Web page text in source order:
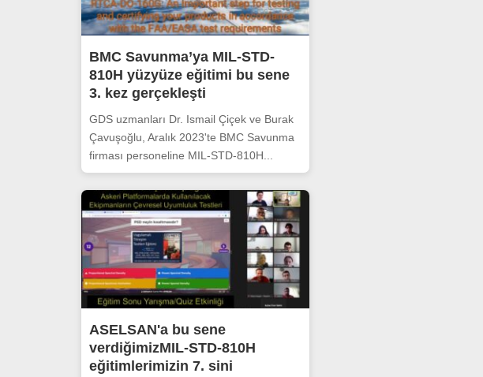
BMC Savunma’ya MIL-STD-
810H yüzyüze eğitimi bu sene
3. kez gerçekleşti
GDS uzmanları Dr. Ismail Çiçek ve Burak
Çavuşoğlu, Aralık 2023'te BMC Savunma
firması personeline MIL-STD-810H...
ASELSAN'a bu sene
verdiğimizMIL-STD-810H
eğitimlerimizin 7. sini